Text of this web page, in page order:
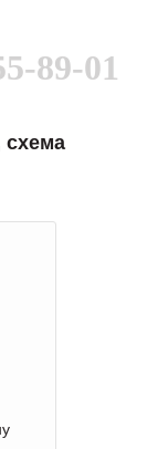
89-01
схема